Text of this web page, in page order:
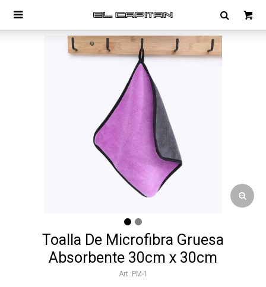

Toalla De Microfibra Gruesa
Absorbente 30cm x 30cm
PM-1